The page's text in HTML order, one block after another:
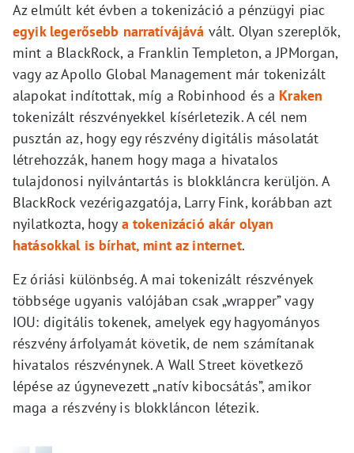
Az elmúlt két évben a tokenizáció a pénzügyi piac
egyik legerősebb narratívájává vált. Olyan szereplők,
mint a BlackRock, a Franklin Templeton, a JPMorgan,
vagy az Apollo Global Management már tokenizált
alapokat indítottak, míg a Robinhood és a Kraken
tokenizált részvényekkel kísérletezik. A cél nem
pusztán az, hogy egy részvény digitális másolatát
létrehozzák, hanem hogy maga a hivatalos
tulajdonosi nyilvántartás is blokkláncra kerüljön. A
BlackRock vezérigazgatója, Larry Fink, korábban azt
nyilatkozta, hogy a tokenizáció akár olyan
hatásokkal is bírhat, mint az internet.
Ez óriási különbség. A mai tokenizált részvények
többsége ugyanis valójában csak „wrapper” vagy
IOU: digitális tokenek, amelyek egy hagyományos
részvény árfolyamát követik, de nem számítanak
hivatalos részvénynek. A Wall Street következő
lépése az úgynevezett „natív kibocsátás”, amikor
maga a részvény is blokkláncon létezik.